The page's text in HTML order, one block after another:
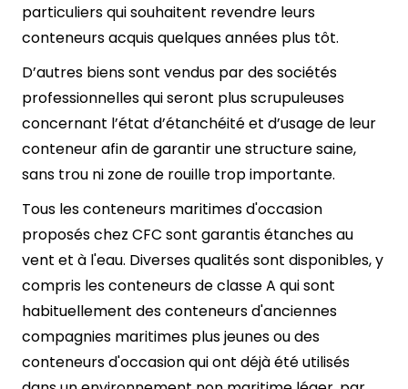
particuliers qui souhaitent revendre leurs
conteneurs acquis quelques années plus tôt.
D’autres biens sont vendus par des sociétés
professionnelles qui seront plus scrupuleuses
concernant l’état d’étanchéité et d’usage de leur
conteneur afin de garantir une structure saine,
sans trou ni zone de rouille trop importante.
Tous les conteneurs maritimes d'occasion
proposés chez CFC sont garantis étanches au
vent et à l'eau. Diverses qualités sont disponibles, y
compris les conteneurs de classe A qui sont
habituellement des conteneurs d'anciennes
compagnies maritimes plus jeunes ou des
conteneurs d'occasion qui ont déjà été utilisés